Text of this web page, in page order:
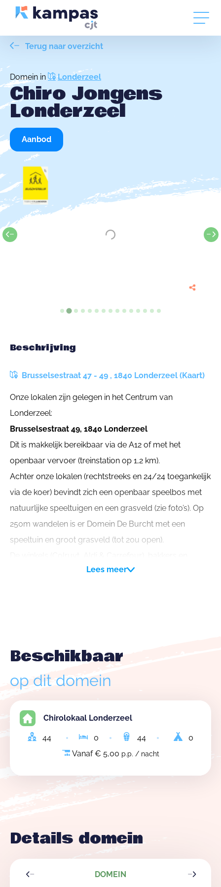
Terug naar overzicht
Domein in Londerzeel
Chiro Jongens
Londerzeel
Aanbod
Beschrijving
Brusselsestraat 47 - 49 , 1840 Londerzeel (Kaart)
Onze lokalen zijn gelegen in het Centrum van
Londerzeel:
Brusselsestraat 49, 1840 Londerzeel
Dit is makkelijk bereikbaar via de A12 of met het
openbaar vervoer (treinstation op 1,2 km).
Achter onze lokalen (rechtstreeks en 24/24 toegankelijk
via de koer) bevindt zich een openbaar speelbos met
natuurlijke speeltuigen en een grasveld (zie foto’s). Op
250m wandelen is er Domein De Burcht met een
speeltuin en groot grasveld (tot 20u open).
beenhouwers bevinden zich op wandelafstand (< 1 km)
Lees meer
Beschikbaar
op dit domein
Chirolokaal Londerzeel
44 0 44
0
Vanaf € 5,00 p.p. / nacht
Details domein
DOMEIN